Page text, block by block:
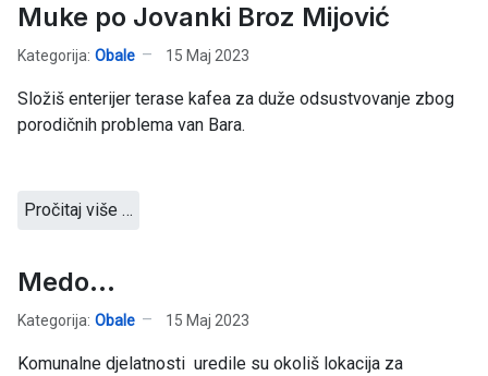
Muke po Jovanki Broz Mijović
Kategorija: Obale 15 Maj 2023
Složiš enterijer terase kafea za duže odsustvovanje zbog
porodičnih problema van Bara.
Pročitaj više …
Medo...
Kategorija: Obale 15 Maj 2023
Komunalne djelatnosti uredile su okoliš lokacija za